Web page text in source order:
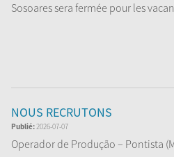
Sosoares sera fermée pour les
NOUS RECRUTONS
Publié:2026-07-07
Operador de Produção – Pontista